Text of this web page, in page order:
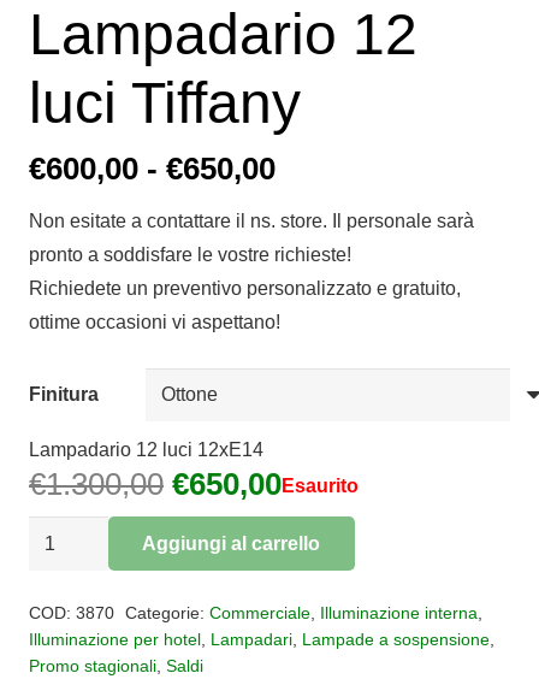
Lampadario 12
luci Tiffany
€600,00 - €650,00Fascia
prezzo:
da
€600,00
a
€650,00
Non esitate a contattare il ns. store. Il personale sarà
pronto a soddisfare le vostre richieste!
Richiedete un preventivo personalizzato e gratuito,
ottime occasioni vi aspettano!
Finitura
Lampadario 12 luci 12xE14
€1.300,00 Il
prezzo
originale
€1.300,00.
€650,00Il
prezzo
attuale
€650,00.
Esaurito
Lampadario
Tiffany
quantità
Aggiungi al carrello
COD: 3870 Categorie: Commerciale, Illuminazione interna
Illuminazione per hotel Lampadari Lampade a sospensione
Promo stagionali Saldi